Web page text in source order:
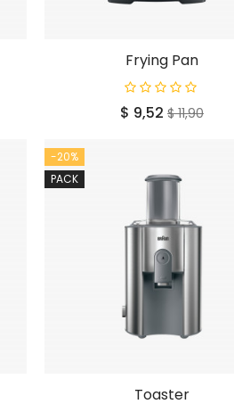
Frying Pan
Prijs
$ 9,52 Normale
$ 11,90
-20%
PACK
Toaster